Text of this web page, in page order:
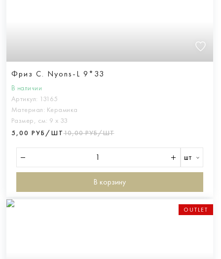
Фриз C. Nyons-L 9*33
В наличии
Артикул: 13165
Материал: Керамика
Размер, см: 9 х 33
5,00 РУБ/ШТ10,00 РУБ/ШТ
шт
В корзину
OUTLET